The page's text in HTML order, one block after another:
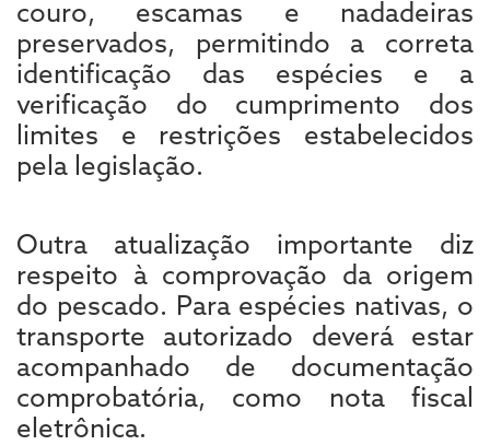
couro, escamas e nadadeiras
preservados, permitindo a correta
identificação das espécies e a
verificação do cumprimento dos
limites e restrições estabelecidos
pela legislação.
Outra atualização importante diz
respeito à comprovação da origem
do pescado. Para espécies nativas, o
transporte autorizado deverá estar
acompanhado de documentação
comprobatória, como nota fiscal
eletrônica.